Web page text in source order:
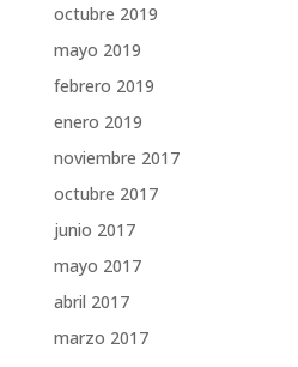
octubre 2019
mayo 2019
febrero 2019
enero 2019
noviembre 2017
octubre 2017
junio 2017
mayo 2017
abril 2017
marzo 2017